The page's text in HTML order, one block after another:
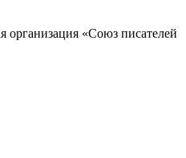
организация «Союз писателей